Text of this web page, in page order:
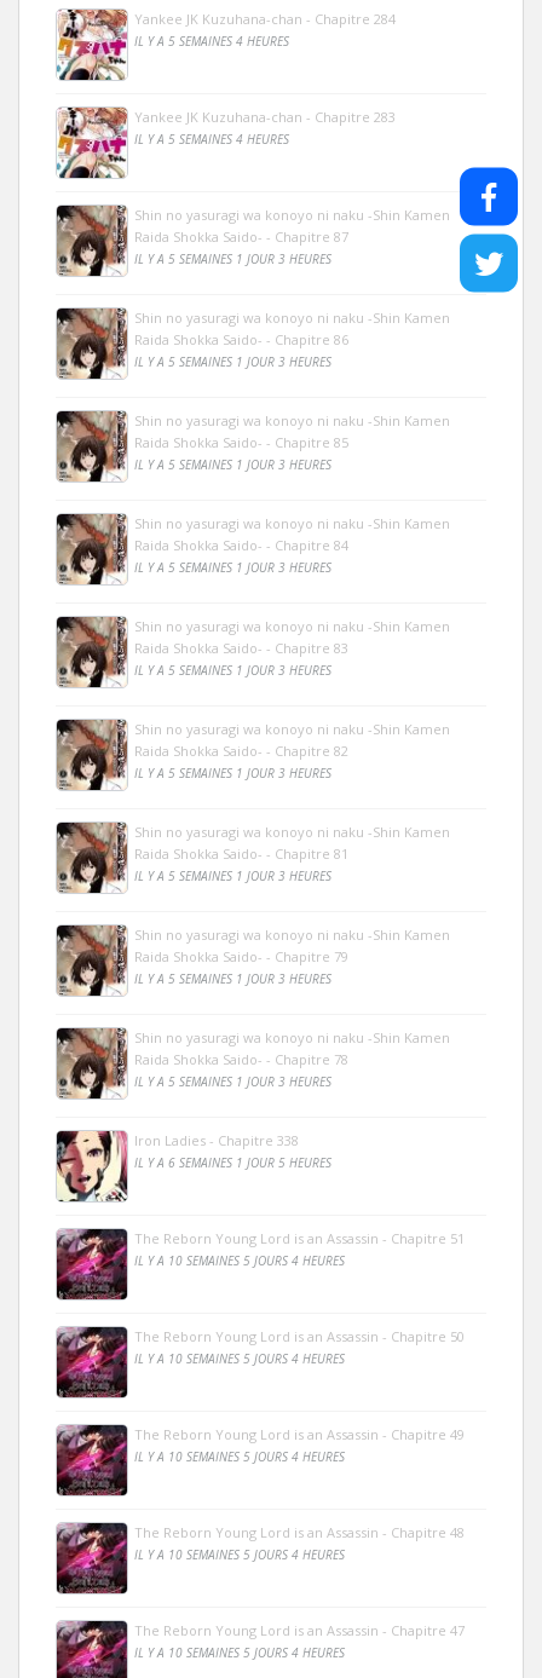
Yankee JK Kuzuhana-chan - Chapitre 284
IL Y A 5 SEMAINES 4 HEURES
Yankee JK Kuzuhana-chan - Chapitre 283
IL Y A 5 SEMAINES 4 HEURES
Shin no yasuragi wa konoyo ni naku -Shin Kamen
Raida Shokka Saido- - Chapitre 87
IL Y A 5 SEMAINES 1 JOUR 3 HEURES
Shin no yasuragi wa konoyo ni naku -Shin Kamen
Raida Shokka Saido- - Chapitre 86
IL Y A 5 SEMAINES 1 JOUR 3 HEURES
Shin no yasuragi wa konoyo ni naku -Shin Kamen
Raida Shokka Saido- - Chapitre 85
IL Y A 5 SEMAINES 1 JOUR 3 HEURES
Shin no yasuragi wa konoyo ni naku -Shin Kamen
Raida Shokka Saido- - Chapitre 84
IL Y A 5 SEMAINES 1 JOUR 3 HEURES
Shin no yasuragi wa konoyo ni naku -Shin Kamen
Raida Shokka Saido- - Chapitre 83
IL Y A 5 SEMAINES 1 JOUR 3 HEURES
Shin no yasuragi wa konoyo ni naku -Shin Kamen
Raida Shokka Saido- - Chapitre 82
IL Y A 5 SEMAINES 1 JOUR 3 HEURES
Shin no yasuragi wa konoyo ni naku -Shin Kamen
Raida Shokka Saido- - Chapitre 81
IL Y A 5 SEMAINES 1 JOUR 3 HEURES
Shin no yasuragi wa konoyo ni naku -Shin Kamen
Raida Shokka Saido- - Chapitre 79
IL Y A 5 SEMAINES 1 JOUR 3 HEURES
Shin no yasuragi wa konoyo ni naku -Shin Kamen
Raida Shokka Saido- - Chapitre 78
IL Y A 5 SEMAINES 1 JOUR 3 HEURES
Iron Ladies - Chapitre 338
IL Y A 6 SEMAINES 1 JOUR 5 HEURES
The Reborn Young Lord is an Assassin - Chapitre 51
IL Y A 10 SEMAINES 5 JOURS 4 HEURES
The Reborn Young Lord is an Assassin - Chapitre 50
IL Y A 10 SEMAINES 5 JOURS 4 HEURES
The Reborn Young Lord is an Assassin - Chapitre 49
IL Y A 10 SEMAINES 5 JOURS 4 HEURES
The Reborn Young Lord is an Assassin - Chapitre 48
IL Y A 10 SEMAINES 5 JOURS 4 HEURES
The Reborn Young Lord is an Assassin - Chapitre 47
IL Y A 10 SEMAINES 5 JOURS 4 HEURES